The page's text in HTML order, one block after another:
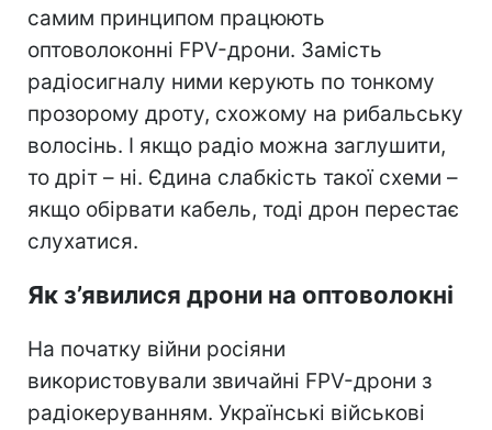
самим принципом працюють
оптоволоконні FPV-дрони. Замість
радіосигналу ними керують по тонкому
прозорому дроту, схожому на рибальську
волосінь. І якщо радіо можна заглушити,
то дріт – ні. Єдина слабкість такої схеми –
якщо обірвати кабель, тоді дрон перестає
слухатися.
Як з’явилися дрони на оптоволокні
На початку війни росіяни
використовували звичайні FPV-дрони з
радіокеруванням. Українські військові